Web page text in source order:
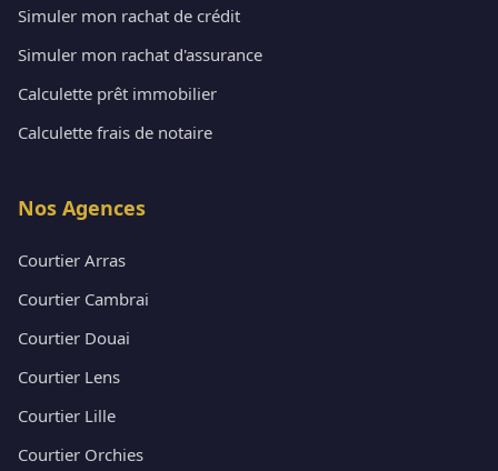
Simuler mon rachat de crédit
Simuler mon rachat d'assurance
Calculette prêt immobilier
Calculette frais de notaire
Nos Agences
Courtier Arras
Courtier Cambrai
Courtier Douai
Courtier Lens
Courtier Lille
Courtier Orchies